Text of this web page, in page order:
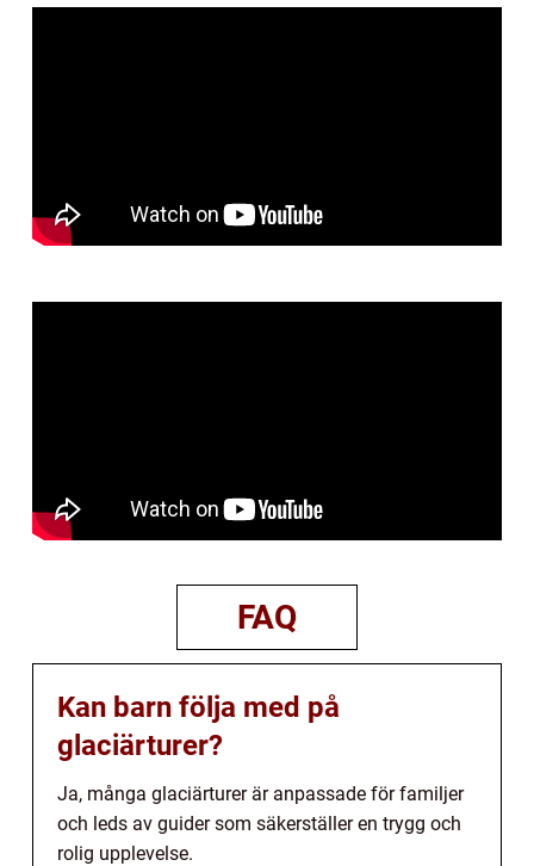
FAQ
Kan barn följa med på
glaciärturer?
Ja, många glaciärturer är anpassade för familjer
och leds av guider som säkerställer en trygg och
rolig upplevelse.